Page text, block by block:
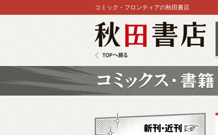
コミック・フロンティアの秋田書店